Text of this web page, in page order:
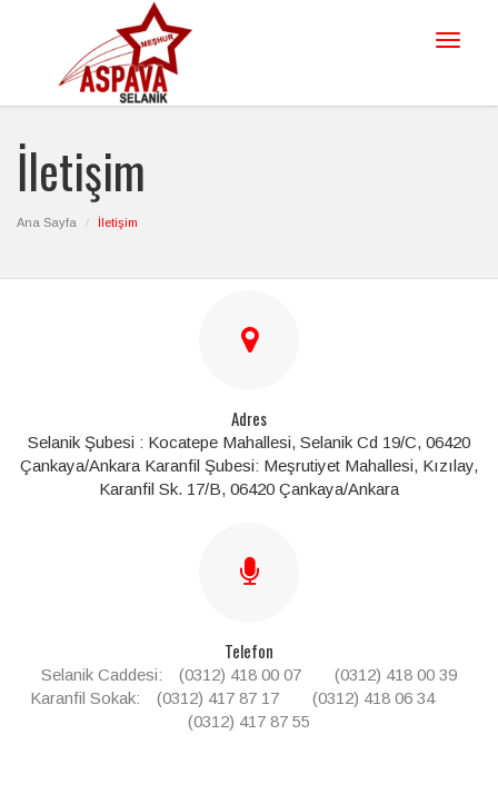
Toggle
İletişim
Ana Sayfa İletişim
Adres
Selanik Şubesi : Kocatepe Mahallesi, Selanik Cd 19/C, 06420
Çankaya/Ankara Karanfil Şubesi: Meşrutiyet Mahallesi, Kızılay,
Karanfil Sk. 17/B, 06420 Çankaya/Ankara
Telefon
Selanik Caddesi: (0312) 418 00 07 (0312) 418 00 39
Karanfil Sokak: (0312) 417 87 17 (0312) 418 06 34
(0312) 417 87 55